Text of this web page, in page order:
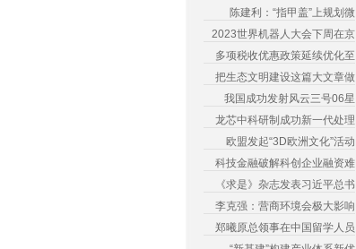
陈建利：“指甲盖”上规划微
2023世界机器人大会下周在京
多项税收优惠政策延续优化至
把生态文明建设这篇大文章做
我国成功发射风云三号06星
龙芯中科研制成功新一代处理
欧盟发起“3D欧洲文化”活动
科技金融破解科创企业融资难
《求是》杂志发表习近平总书
李克强：营商环境会极大影响
郑曦原总领事在中国留学人员